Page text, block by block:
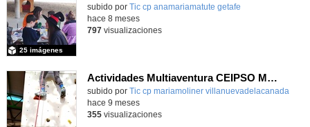
Contenido educativo.
subido por Tic cp anamariamatute getafe
25 imágenes
hace 8 meses
797visualizaciones
Actividades Multiaventura CEIPSO María Moliner curso 25-26
subido por Tic cp mariamoliner villanuevadelacanada
hace 9 meses
355visualizaciones